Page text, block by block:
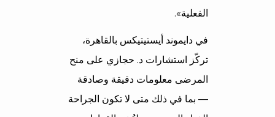
الفعلية».
في دايموند أيستيتيكس بالقاهرة،
تركّز استشارات د. حجازي على منح
المرضى معلومات دقيقة وصادقة
— بما في ذلك متى لا تكون الجراحة